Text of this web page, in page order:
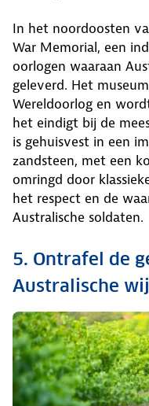
In het noordoosten
War Memorial, een
oorlogen waaraan
geleverd. Het
Wereldoorlog en
het eindigt bij de
is gehuisvest in een
zandsteen, met een
omringd door
het respect en de
Australische soldaten.
5. Ontrafel de
Australische